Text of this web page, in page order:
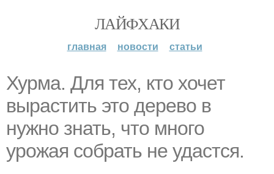
ЛАЙФХАКИ
главная новости статьи
Хурма. Для тех, кто хочет
вырастить это дерево в
нужно знать, что много
урожая собрать не удастся.